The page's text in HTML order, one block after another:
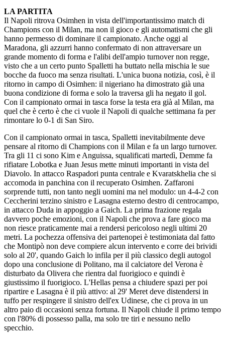
LA PARTITA
Il Napoli ritrova Osimhen in vista dell'importantissimo match di
Champions con il Milan, ma non il gioco e gli automatismi che gli
hanno permesso di dominare il campionato. Anche oggi al
Maradona, gli azzurri hanno confermato di non attraversare un
grande momento di forma e l'alibi dell'ampio turnover non regge,
visto che a un certo punto Spalletti ha buttato nella mischia le sue
bocche da fuoco ma senza risultati. L'unica buona notizia, così, è il
ritorno in campo di Osimhen: il nigeriano ha dimostrato già una
buona condizione di forma e solo la traversa gli ha negato il gol.
Con il campionato ormai in tasca forse la testa era già al Milan, ma
quel che è certo è che ci vuole il Napoli di qualche settimana fa per
rimontare lo 0-1 di San Siro.
Con il campionato ormai in tasca, Spalletti inevitabilmente deve
pensare al ritorno di Champions con il Milan e fa un largo turnover.
Tra gli 11 ci sono Kim e Anguissa, squalificati martedì, Demme fa
rifiatare Lobotka e Juan Jesus mette minuti importanti in vista del
Diavolo. In attacco Raspadori punta centrale e Kvaratskhelia che si
accomoda in panchina con il recuperato Osimhen. Zaffaroni
sorprende tutti, non tanto negli uomini ma nel modulo: un 4-4-2 con
Ceccherini terzino sinistro e Lasagna esterno destro di centrocampo,
in attacco Duda in appoggio a Gaich. La prima frazione regala
davvero poche emozioni, con il Napoli che prova a fare gioco ma
non riesce praticamente mai a rendersi pericoloso negli ultimi 20
metri. La pochezza offensiva dei partenopei è testimoniata dal fatto
che Montipò non deve compiere alcun intervento e corre dei brividi
solo al 20', quando Gaich lo infila per il più classico degli autogol
dopo una conclusione di Politano, ma il calciatore del Verona è
disturbato da Olivera che rientra dal fuorigioco e quindi è
giustissimo il fuorigioco. L'Hellas pensa a chiudere spazi per poi
ripartire e Lasagna è il più attivo: al 29' Meret deve distendersi in
tuffo per respingere il sinistro dell'ex Udinese, che ci prova in un
altro paio di occasioni senza fortuna. Il Napoli chiude il primo tempo
con l'80% di possesso palla, ma solo tre tiri e nessuno nello
specchio.